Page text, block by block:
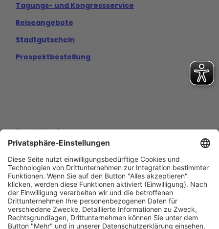
Tagungs- und Kongressservice
Reiseangebote
Stadtgutschein
Prospektbestellung
Eine Marke der
Wolfsburg Wirtschaft und Marketing GmbH
Porschestraße 26
38440 Wolfsburg
+49 5361 89994-0
info@wmg-wolfsburg.de